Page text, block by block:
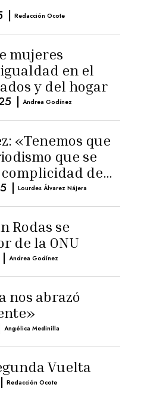
| Redacción Ocote
mujeres
en el
y del hogar
| Andrea Godínez
«Tenemos que
que se
de
| Lourdes Álvarez Nájera
Rodas se
de la ONU
| Andrea Godínez
nos abrazó
Angélica Medinilla
Vuelta
| Redacción Ocote